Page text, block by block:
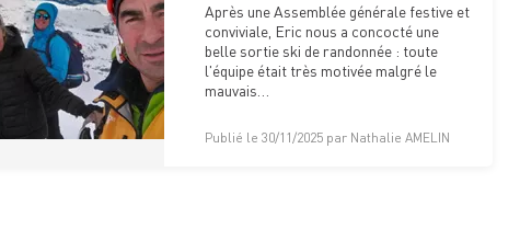
Après une Assemblée générale festive et
conviviale, Eric nous a concocté une
belle sortie ski de randonnée : toute
l'équipe était très motivée malgré le
mauvais…
Publié le 30/11/2025 par Nathalie AMELIN